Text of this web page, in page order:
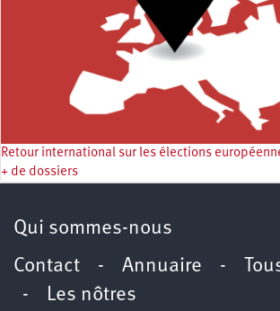
Retour international sur les élections
+ de dossiers
Qui sommes-nous
Contact - Annuaire -
- Les nôtres